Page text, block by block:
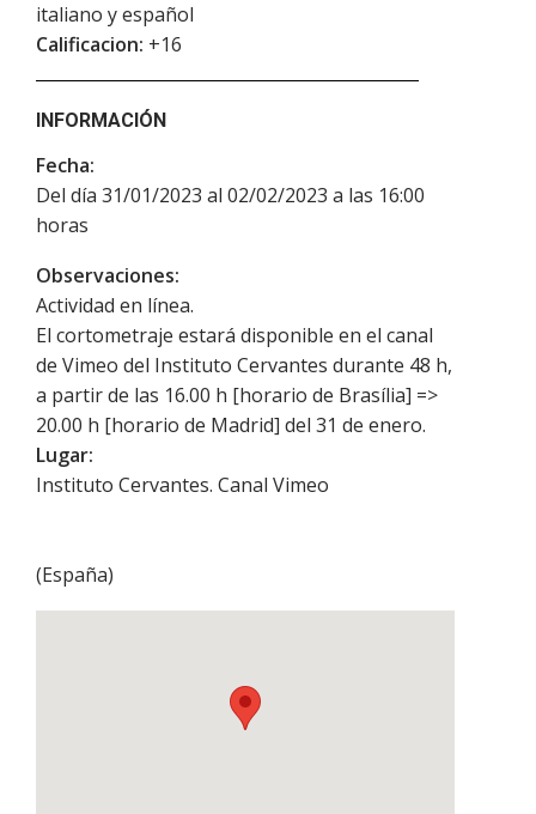
italiano y español
Calificacion: +16
INFORMACIÓN
Fecha:
Del día 31/01/2023 al 02/02/2023 a las 16:00
horas
Observaciones:
Actividad en línea.
El cortometraje estará disponible en el canal
de Vimeo del Instituto Cervantes durante 48 h,
a partir de las 16.00 h [horario de Brasília] =>
20.00 h [horario de Madrid] del 31 de enero.
Lugar:
Instituto Cervantes. Canal Vimeo
(España)